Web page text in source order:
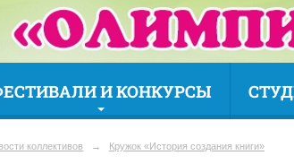
И КОНКУРСЫ
коллективов → Кружок «История создания книги»